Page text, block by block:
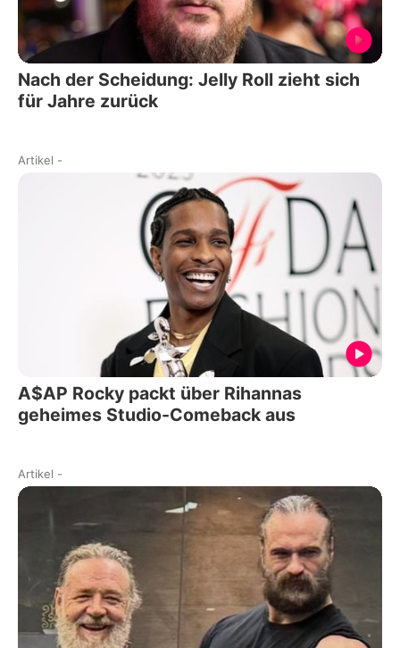
Nach der Scheidung: Jelly Roll zieht sich
für Jahre zurück
Artikel -
A$AP Rocky packt über Rihannas
geheimes Studio-Comeback aus
Artikel -